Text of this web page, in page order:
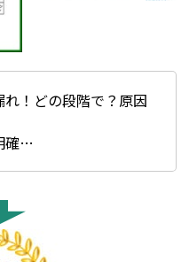
！どの段階で？原因
確…